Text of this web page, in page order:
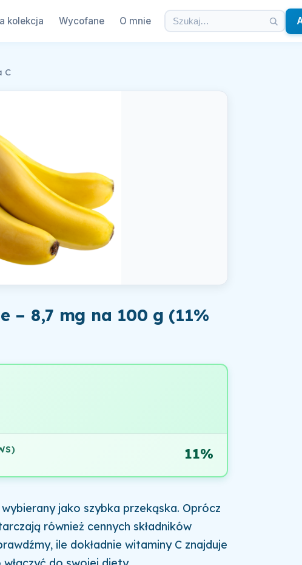
kolekcja Wycofane O mnie
C
– 8,7 mg na 100 g (11%
11%
jako szybka przekąska. Oprócz
również cennych składników
ile dokładnie witaminy C znajduje